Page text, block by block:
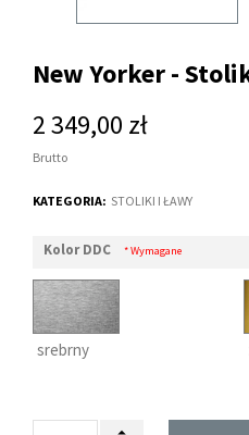
New Yorker -
2 349,00 zł
Brutto
KATEGORIA: STOLIKI I ŁAWY
Kolor DDC * Wymagane
srebrny